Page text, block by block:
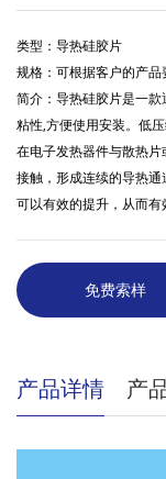
类型：导热硅胶片
规格：可根据客户的产
简介：导热硅胶片是一
粘性,方便使用安装。低
在电子发热器件与散热
接触，形成连续的导热
可以有效的提升，从而有
免费索样
产品详情 产